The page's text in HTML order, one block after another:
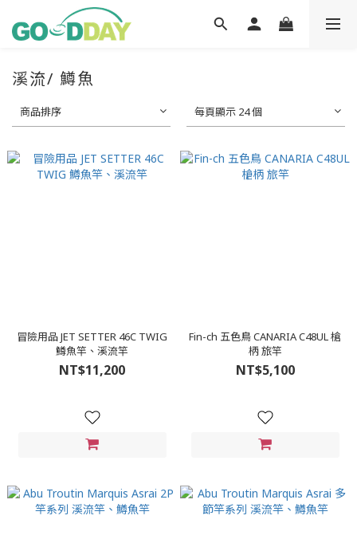
溪流/ 鱒魚
商品排序 每頁顯示 24 個
冒險用品 JET SETTER 46C TWIG
鱒魚竿、溪流竿
NT$11,200
Fin-ch 五色鳥 CANARIA C48UL 槍
柄 旅竿
NT$5,100